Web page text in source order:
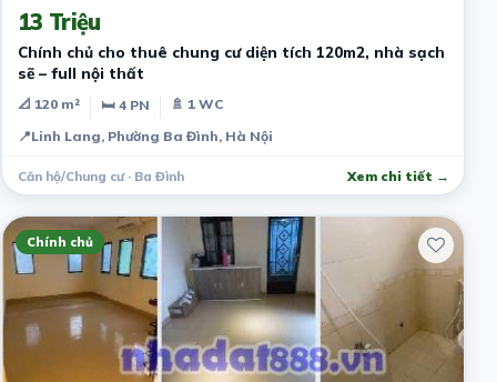
13 Triệu
Chính chủ cho thuê chung cư diện tích 120m2, nhà sạch
sẽ – full nội thất
📐 120 m² 🛏 4 PN
🚿 1 WC
📍Linh Lang, Phường Ba Đình, Hà Nội
Căn hộ/Chung cư · Ba Đình Xem chi tiết →
Chính chủ